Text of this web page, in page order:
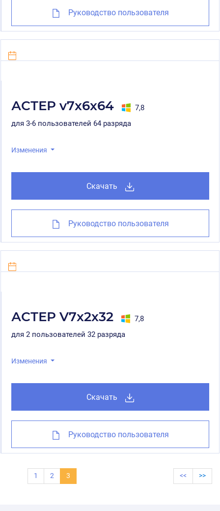
Руководство пользователя
АСТЕР v7x6x64
7,8
для 3-6 пользователей 64 разряда
Изменения
Скачать
Руководство пользователя
АСТЕР V7x2x32
7,8
для 2 пользователей 32 разряда
Изменения
Скачать
Руководство пользователя
1 2 3 << >>